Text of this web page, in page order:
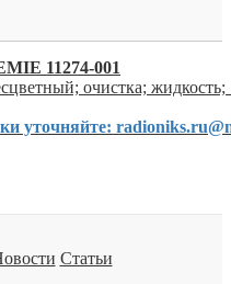
11274-001
очистка; жидкость;
уточняйте:
Статьи